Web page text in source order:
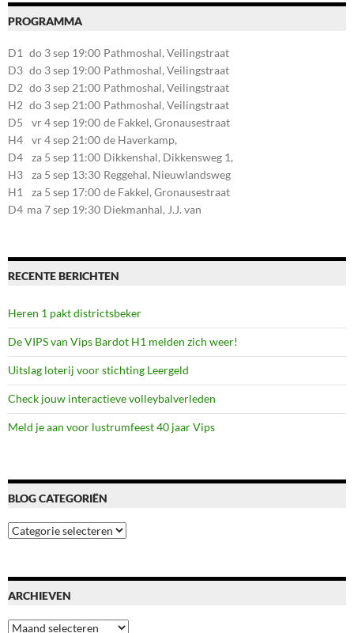
PROGRAMMA
D1 do 3 sep 19:00 Pathmoshal, Veilingstraat
20, 7545LZ Enschede
D3 do 3 sep 19:00 Pathmoshal, Veilingstraat
20, 7545LZ Enschede
D2 do 3 sep 21:00 Pathmoshal, Veilingstraat
20, 7545LZ Enschede
H2 do 3 sep 21:00 Pathmoshal, Veilingstraat
20, 7545LZ Enschede
D5 vr 4 sep 19:00 de Fakkel, Gronausestraat
107, 7581CE Losser
H4 vr 4 sep 21:00 de Haverkamp,
Stationsstraat 30, 7475AM
Markelo
D4 za 5 sep 11:00 Dikkenshal, Dikkensweg 1,
7641CC Wierden
H3 za 5 sep 13:30 Reggehal, Nieuwlandsweg
1, 7461VP Rijssen
H1 za 5 sep 17:00 de Fakkel, Gronausestraat
107, 7581CE Losser
D4 ma 7 sep 19:30 Diekmanhal, J.J. van
RECENTE BERICHTEN
Heren 1 pakt districtsbeker
De VIPS van Vips Bardot H1 melden zich weer!
Uitslag loterij voor stichting Leergeld
Check jouw interactieve volleybalverleden
Meld je aan voor lustrumfeest 40 jaar Vips
BLOG CATEGORIËN
Blog
categoriën
ARCHIEVEN
Archieven